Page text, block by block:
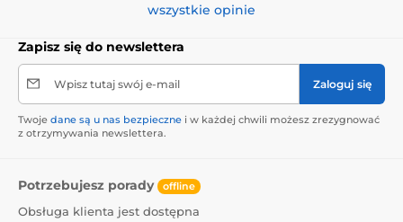
wszystkie opinie
Zapisz się do newslettera
Wpisz tutaj swój e-mail Zaloguj się
Twoje dane są u nas bezpieczne i w każdej chwili możesz zrezygnować
z otrzymywania newslettera.
Potrzebujesz porady offline
Obsługa klienta jest dostępna